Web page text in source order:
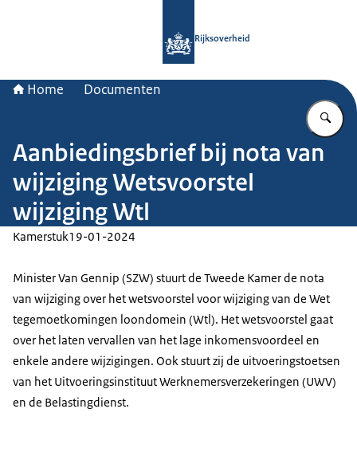
Rijksoverheid
Home Documenten
Aanbiedingsbrief bij nota van
wijziging Wetsvoorstel
wijziging Wtl
Kamerstuk19-01-2024
Minister Van Gennip (SZW) stuurt de Tweede Kamer de nota
van wijziging over het wetsvoorstel voor wijziging van de Wet
tegemoetkomingen loondomein (Wtl). Het wetsvoorstel gaat
over het laten vervallen van het lage inkomensvoordeel en
enkele andere wijzigingen. Ook stuurt zij de uitvoeringstoetsen
van het Uitvoeringsinstituut Werknemersverzekeringen (UWV)
en de Belastingdienst.